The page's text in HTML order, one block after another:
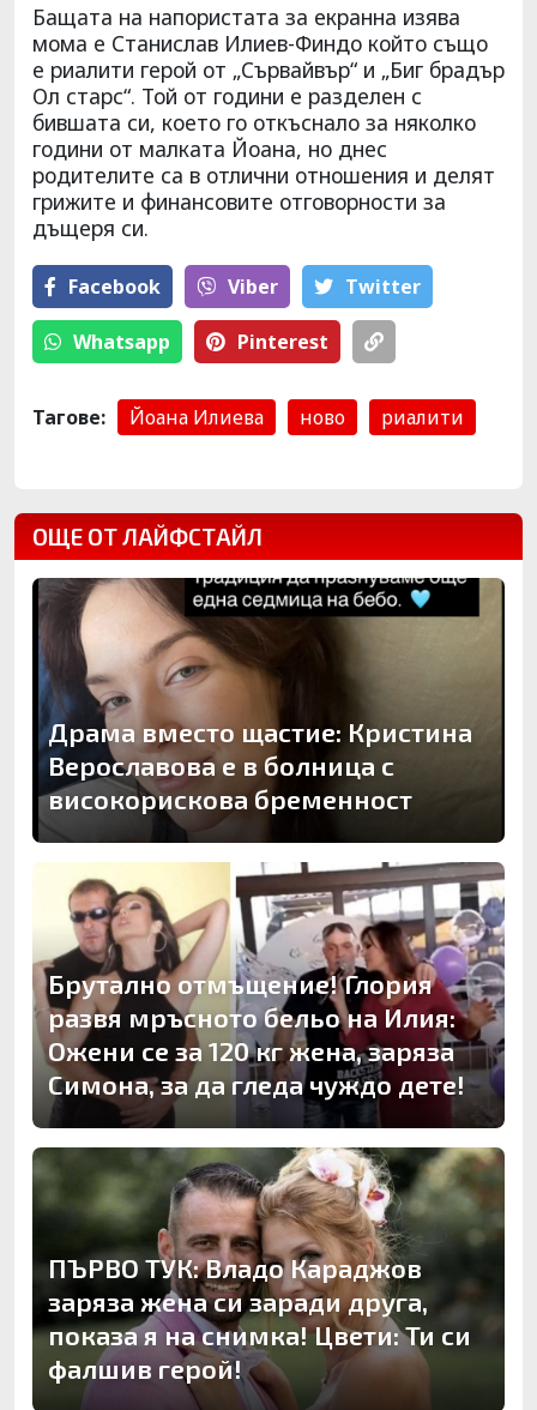
Бащата на напористата за екранна изява
мома е Станислав Илиев-Финдо който също
е риалити герой от „Сървайвър“ и „Биг брадър
Ол старс“. Той от години е разделен с
бившата си, което го откъснало за няколко
години от малката Йоана, но днес
родителите са в отлични отношения и делят
грижите и финансовите отговорности за
дъщеря си.
Facebook Viber Тwitter
Whatsapp Pinterest
Тагове: Йоана Илиева ново риалити
ОЩЕ ОТ ЛАЙФСТАЙЛ
Драма вместо щастие: Кристина
Верославова е в болница с
високорискова бременност
Брутално отмъщение! Глория
развя мръсното бельо на Илия:
Ожени се за 120 кг жена, заряза
Симона, за да гледа чуждо дете!
ПЪРВО ТУК: Владо Караджов
заряза жена си заради друга,
показа я на снимка! Цвети: Ти си
фалшив герой!